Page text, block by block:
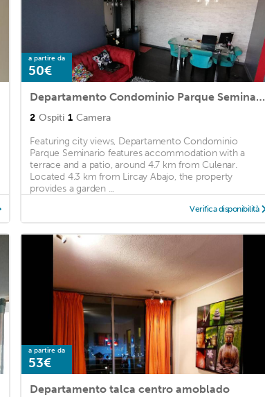
a partire da
50€
Departamento Condominio Parque Seminario
2 Ospiti 1 Camera
Featuring city views, Departamento Condominio
Parque Seminario features accommodation with a
terrace and a patio, around 4.7 km from Culenar.
Located 4.3 km from Lircay Abajo, the property
provides a garden ...
Verifica disponibilità
a partire da
53€
Departamento talca centro amoblado